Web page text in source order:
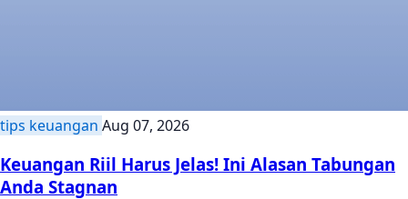
tips keuangan Aug 07, 2026
Keuangan Riil Harus Jelas! Ini Alasan Tabungan
Anda Stagnan